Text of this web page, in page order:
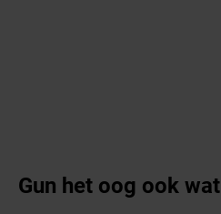
Gun het oog ook wat